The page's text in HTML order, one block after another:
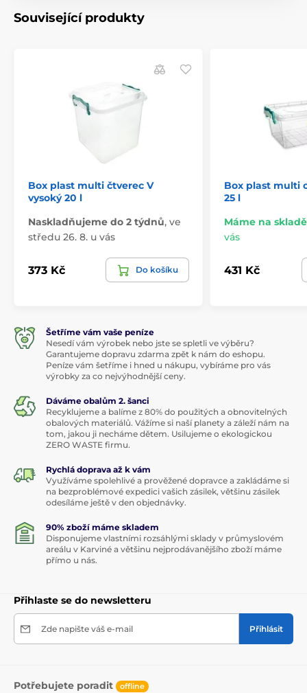
Související produkty
Box plast multi čtverec V
vysoký 20 l
Naskladňujeme do 2 týdnů, ve
středu 26. 8. u vás
373 Kč Do košíku
Box plast multi
25 l
Máme na skladě
vás
431 Kč
Šetříme vám vaše peníze
Nesedí vám výrobek nebo jste se spletli ve výběru?
Garantujeme dopravu zdarma zpět k nám do eshopu.
Peníze vám šetříme i hned u nákupu, vybíráme pro vás
výrobky za co nejvýhodnější ceny.
Dáváme obalům 2. šanci
Recyklujeme a balíme z 80% do použitých a obnovitelných
obalových materiálů. Vážíme si naší planety a záleží nám na
tom, jakou ji necháme dětem. Usilujeme o ekologickou
ZERO WASTE firmu.
Rychlá doprava až k vám
Využíváme spolehlivé a prověžené dopravce a zakládáme si
na bezproblémové expedici vašich zásilek, většinu zásilek
odesíláme ještě v den objednávky.
90% zboží máme skladem
Disponujeme vlastními rozsáhlými sklady v průmyslovém
areálu v Karviné a většinu nejprodávanějšího zboží máme
přímo u nás.
Přihlaste se do newsletteru
Zde napište váš e-mail Přihlásit
Potřebujete poradit offline